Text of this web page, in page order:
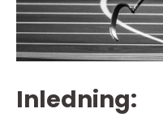
Inledning: